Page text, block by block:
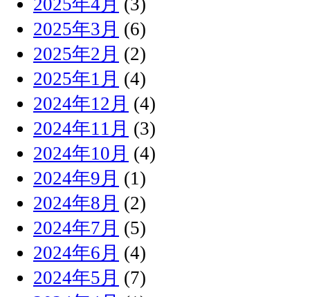
2025年3月 (6)
2025年2月 (2)
2025年1月 (4)
2024年12月 (4)
2024年11月 (3)
2024年10月 (4)
2024年9月 (1)
2024年8月 (2)
2024年7月 (5)
2024年6月 (4)
2024年5月 (7)